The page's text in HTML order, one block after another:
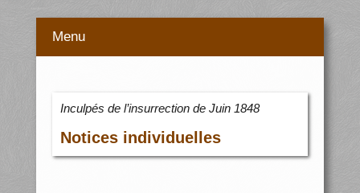
Menu
Inculpés de l’insurrection de Juin 1848
Notices individuelles